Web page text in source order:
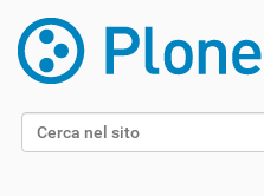
Cerca nel sito